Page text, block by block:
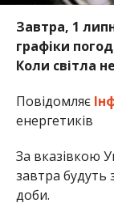
Завтра, 1
графіки
Коли світла
Повідомляє
енергетиків
За вказівкою
завтра будуть
доби.